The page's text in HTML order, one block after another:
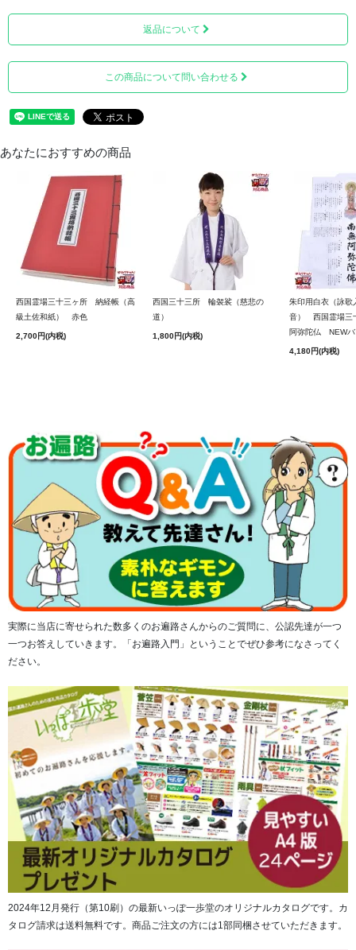
2ページ目に延命十句観音経が記されております。
4ページ目から、西国札所の第1番青岸渡寺から第33番華厳
寺までの33ヶ寺のご詠歌入りご朱印ページに加え、法起
院、元慶寺、花山院のご詠歌入りご朱印ページが綴じられ
ています。
返品について
この商品について問い合わせる
あなたにおすすめの商品
西国霊場三十三ヶ所 納経帳（高
級土佐和紙） 赤色
2,700円(内税)
西国三十三所 輪袈裟（慈悲の
道）
1,800円(内税)
朱印用白衣（詠
音） 西国霊場三
阿弥陀仏 NEWバ
4,180円(内税)
実際に当店に寄せられた数多くのお遍路さんからのご質問に、公認先達が一つ
一つお答えしていきます。「お遍路入門」ということでぜひ参考になさってく
ださい。
2024年12月発行（第10刷）の最新いっぽ一歩堂のオリジナルカタログです。カ
タログ請求は送料無料です。商品ご注文の方には1部同梱させていただきます。